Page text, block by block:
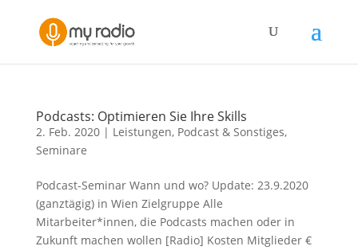
Podcasts: Optimieren Sie Ihre Skills
2. Feb. 2020| Leistungen, Podcast & Sonstiges,
Seminare
Podcast-Seminar Wann und wo? Update: 23.9.2020
(ganztägig) in Wien Zielgruppe Alle
Mitarbeiter*innen, die Podcasts machen oder in
Zukunft machen wollen [Radio] Kosten Mitglieder €